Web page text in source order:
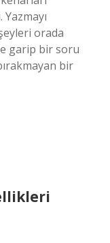
orada
garip bir soru
bir